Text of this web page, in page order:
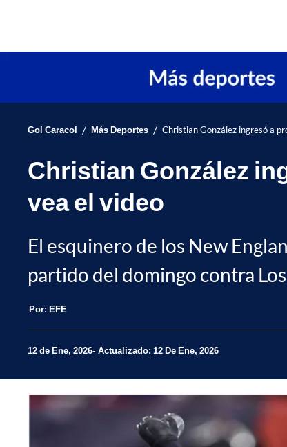
Gol Caracol / Más Deportes / Christian González ingresó a
Christian González
vea el video
El esquinero de los New
partido del domingo contra
Por: EFE
12 de Ene, 2026 Actualizado: 12 De Ene, 2026